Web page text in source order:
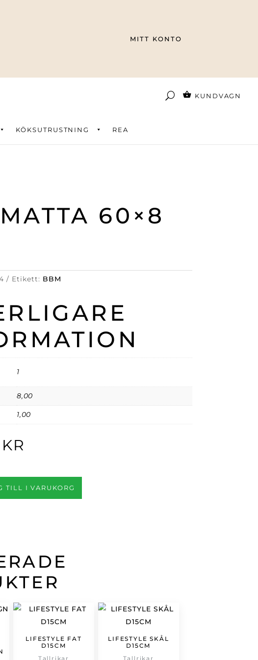
MITT KONTO
KUNDVAGN
KÖKSUTRUSTNING REA
60×8
Etikett: BBM
1
8,00
1,00
KR
TILL I VARUKORG
LIFESTYLE FAT
D15CM
Tallrikar
LIFESTYLE SKÅL
D15CM
Tallrikar